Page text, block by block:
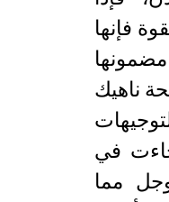
فإنها
ناهيك
جاءت في
مما